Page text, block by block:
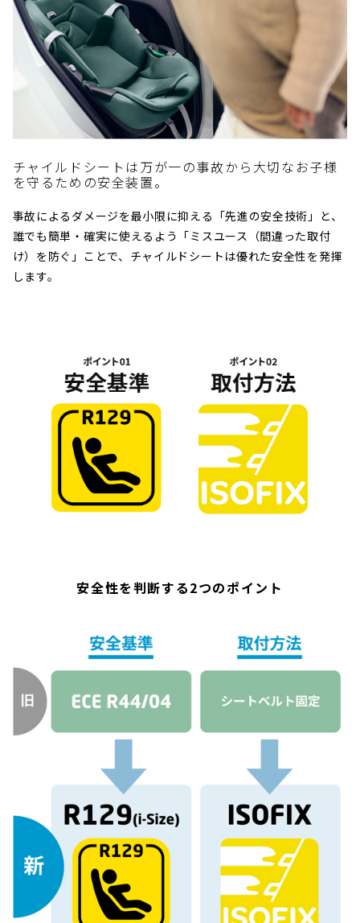
チャイルドシートは万が一の事故から大切なお子様
を守るための安全装置。
事故によるダメージを最小限に抑える「先進の安全技術」と、
誰でも簡単・確実に使えるよう「ミスユース（間違った取付
け）を防ぐ」ことで、チャイルドシートは優れた安全性を発揮
します。
安全性を判断する2つのポイント